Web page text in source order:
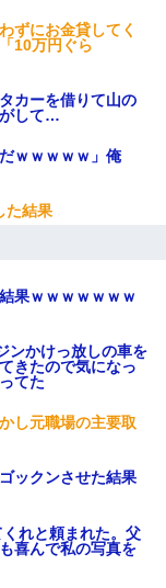
ずにお金貸してく
10万円ぐら
カーを借りて山の
がして…
ｗｗｗｗｗ」俺
た結果
果ｗｗｗｗｗｗｗ
ンかけっ放しの車を
きたので気になっ
てた
し元職場の主要取
ックンさせた結果
れと頼まれた。父
喜んで私の写真を